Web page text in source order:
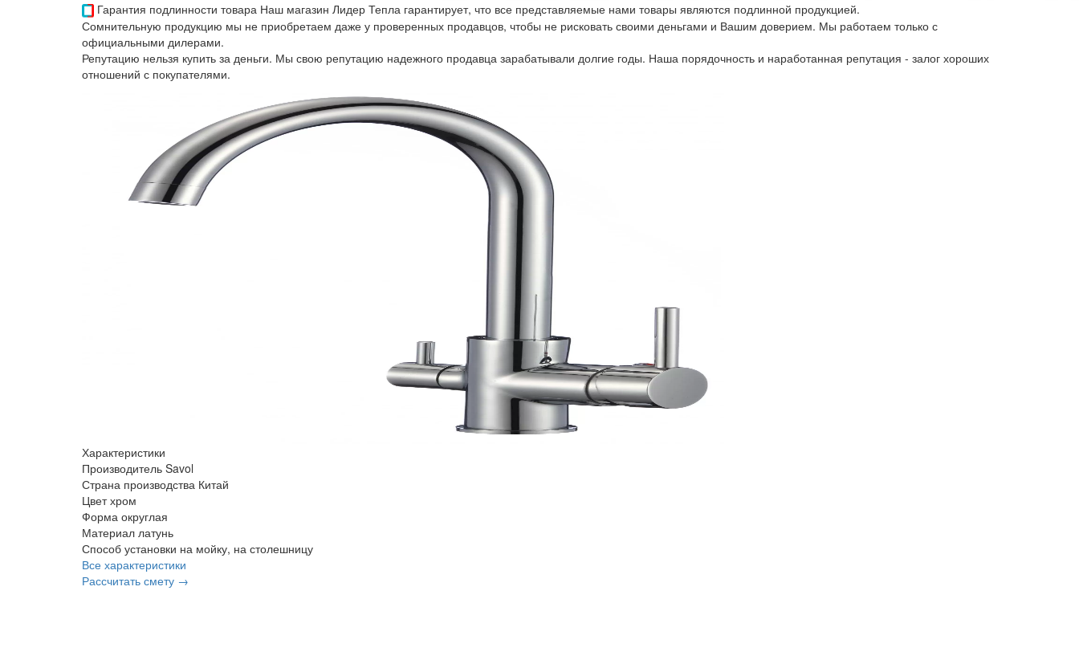
Гарантия подлинности товара Наш магазин Лидер Тепла гарантирует, что все представляемые нами товары являются подлинной продукцией.
Сомнительную продукцию мы не приобретаем даже у проверенных продавцов, чтобы не рисковать своими деньгами и Вашим доверием. Мы работаем только с
официальными дилерами.
Репутацию нельзя купить за деньги. Мы свою репутацию надежного продавца зарабатывали долгие годы. Наша порядочность и наработанная репутация - залог хороших
отношений с покупателями.
Характеристики
Производитель Savol
Страна производства Китай
Цвет хром
Форма округлая
Материал латунь
Способ установки на мойку, на столешницу
Все характеристики
Рассчитать смету →